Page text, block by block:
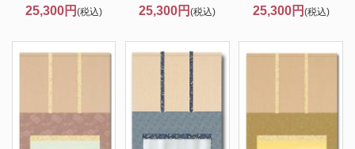
25,300円(税込) 25,300円(税込) 25,300円 (税込)